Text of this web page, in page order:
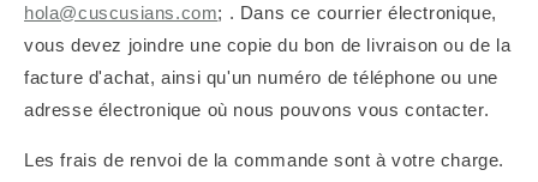
hola@cuscusians.com; . Dans ce courrier électronique,
vous devez joindre une copie du bon de livraison ou de la
facture d'achat, ainsi qu'un numéro de téléphone ou une
adresse électronique où nous pouvons vous contacter.
Les frais de renvoi de la commande sont à votre charge.